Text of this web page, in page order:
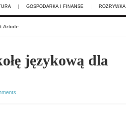
GOSPODARKA I FINANSE ROZRYWKA
Article
językową dla